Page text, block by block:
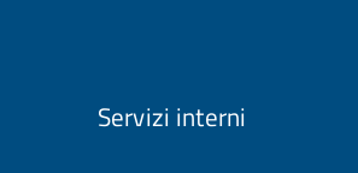
Servizi interni